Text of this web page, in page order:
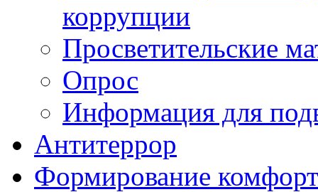
коррупции
Просветительские
Опрос
Информация для
Антитеррор
Формирование